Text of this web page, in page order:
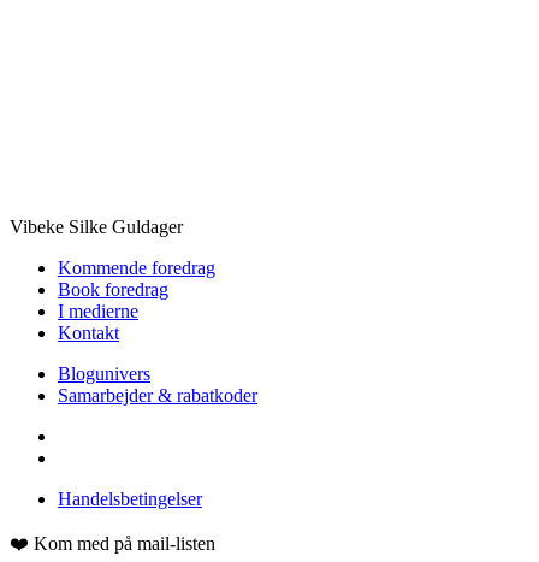
Vibeke Silke Guldager
Kommende foredrag
Book foredrag
I medierne
Kontakt
Blogunivers
Samarbejder & rabatkoder
Handelsbetingelser
❤️ Kom med på mail-listen